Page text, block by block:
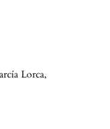
Lorca,